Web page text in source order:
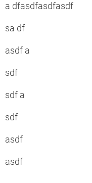
a dfasdfasdfasdf
sa df
asdf a
sdf
sdf a
sdf
asdf
asdf